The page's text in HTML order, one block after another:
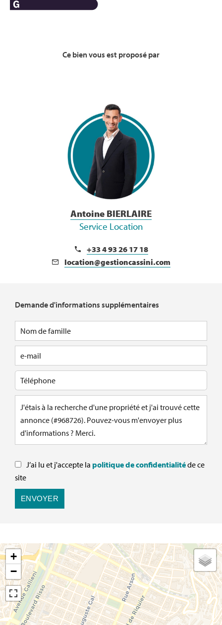
Demande d'informations supplémentaires
J’ai lu et j'accepte la politique de confidentialitéde ce
site
ENVOYER
Ce bien vous est proposé par
Voir la Bio
Antoine BIERLAIRE
Service Location
+33 4 93 26 17 18
location@gestioncassini.com
+
−